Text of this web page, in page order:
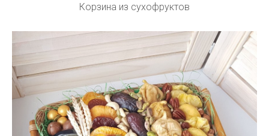
Корзина из сухофруктов